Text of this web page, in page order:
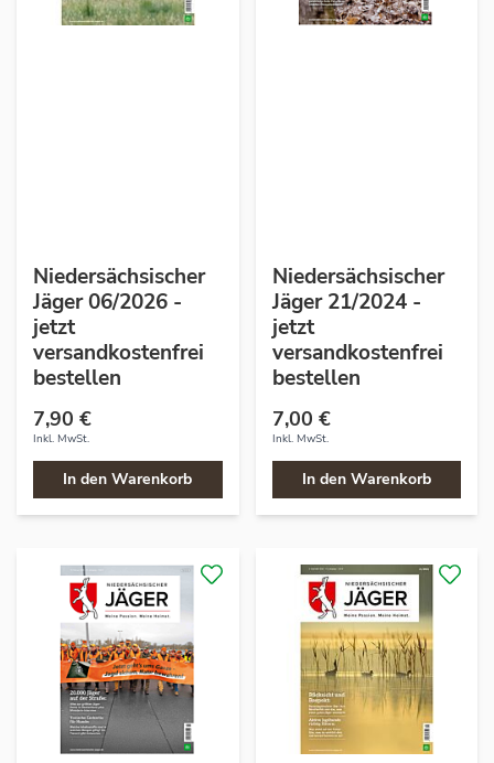
Niedersächsischer
Jäger 06/2026 -
jetzt
versandkostenfrei
bestellen
7,90 €
Inkl. MwSt.
In den Warenkorb
Niedersächsischer
Jäger 21/2024 -
jetzt
versandkostenfrei
bestellen
7,00 €
Inkl. MwSt.
In den Warenkorb